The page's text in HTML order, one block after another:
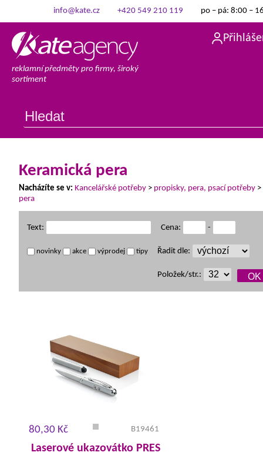
info@kate.cz +420 549 210 119 po – pá: 8:00 –
reklamní předměty pro firmy, široký
sortiment
Keramická pera
Nacházíte se v: Kancelářské potřeby > propisky, pera, psací potřeby >
pera
Text: Cena: -
novinky akce výprodej tipy Řadit dle:
Položek/str.:
80,30 Kč B19461
Laserové ukazovátko PRES